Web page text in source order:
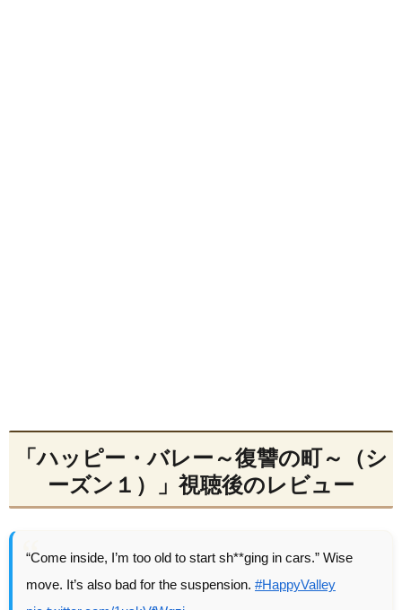
「ハッピー・バレー～復讐の町～（シ
ーズン１）」視聴後のレビュー
“Come inside, I’m too old to start sh**ging in cars.” Wise
move. It’s also bad for the suspension. #HappyValley